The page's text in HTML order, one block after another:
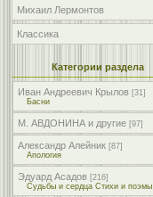
Михаил Лермонтов
Классика
Категории раздела
Иван Андреевич Крылов [31]
Басни
М. АВДОНИНА и другие [97]
Александр Алейник [87]
Апология
Эдуард Асадов [216]
Судьбы и сердца Стихи и поэмы